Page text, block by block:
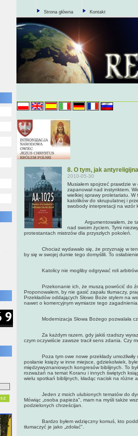
Strona główna Kontakt
8. O tym, jak
2010-05-30
Musiałem spojrzeć prawdzie
zapanował nad instynktem.
wielkiej sprawy proletariatu. W
katolików do skrupulatnej i
swobody interpretacji na wzór
Argumentowałem, że taka
nad swoim życiem. Tymi
protestantach mistrzów dla przyszłych pokoleń.
Chociaż wydawało się, że przyznaję w ten
by się w swojej dumie tego domyślili. To
Katolicy nie mogliby odgrywać roli arbitrów w
Przekonanie ich, że muszą powrócić do
Proponowałem, by nie gasić zapału tłumaczy,
Przekładów oddających Słowo Boże stylem na
nawet o komercyjnym wymiarze tego
Modernizacja Słowa Bożego pozwalała
Za każdym razem, gdy jakiś rzadszy wyraz
czym oczywiście zawsze tracił sens zdania. Czy
Poza tym owe nowe przekłady umożliwiły
posłanie księży w inne miejsce, gdziekolwiek,
międzywyznaniowych kongresów biblijnych. To
rozważań na temat Koranu i innych świętych
wielu spotkań biblijnych, kładąc nacisk na różne
Jeden z moich ulubionych tematów do
Mówiąc „osoba papieża", mam na myśli także
podzielonych chrześcijan.
Bardzo byłem wdzięczny komuś, kto poddał
tłumaczyć je jako „zdołać".